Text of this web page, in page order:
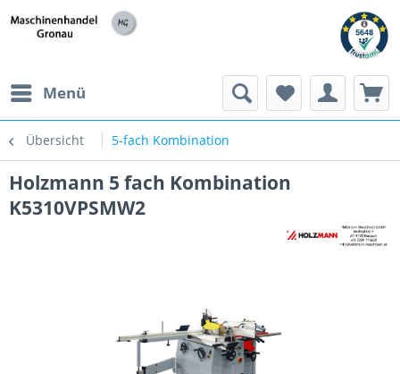
Menü
Übersicht 5-fach Kombination
Holzmann 5 fach Kombination
K5310VPSMW2